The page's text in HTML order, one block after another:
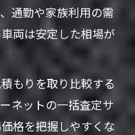
るための応用術
た時の判断基準
通勤や家族利用の需
両は安定した相場が
もりを取り比較する
ネットの一括査定サ
格を把握しやすくな